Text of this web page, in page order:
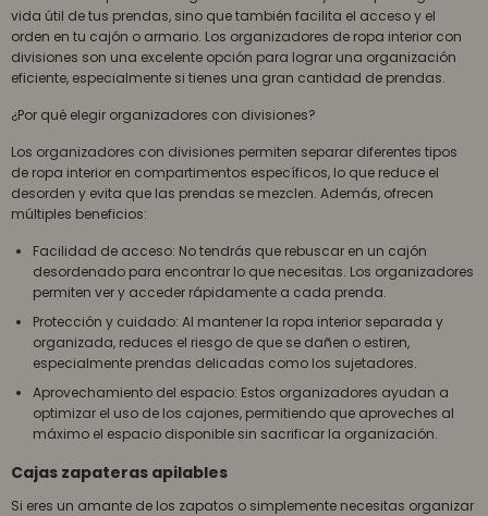
vida útil de tus prendas, sino que también facilita el acceso y el
orden en tu cajón o armario. Los organizadores de ropa interior con
divisiones son una excelente opción para lograr una organización
eficiente, especialmente si tienes una gran cantidad de prendas.
¿Por qué elegir organizadores con divisiones?
Los organizadores con divisiones permiten separar diferentes tipos
de ropa interior en compartimentos específicos, lo que reduce el
desorden y evita que las prendas se mezclen. Además, ofrecen
múltiples beneficios:
Facilidad de acceso: No tendrás que rebuscar en un cajón
desordenado para encontrar lo que necesitas. Los organizadores
permiten ver y acceder rápidamente a cada prenda.
Protección y cuidado: Al mantener la ropa interior separada y
organizada, reduces el riesgo de que se dañen o estiren,
especialmente prendas delicadas como los sujetadores.
Aprovechamiento del espacio: Estos organizadores ayudan a
optimizar el uso de los cajones, permitiendo que aproveches al
máximo el espacio disponible sin sacrificar la organización.
Cajas zapateras apilables
Si eres un amante de los zapatos o simplemente necesitas organizar